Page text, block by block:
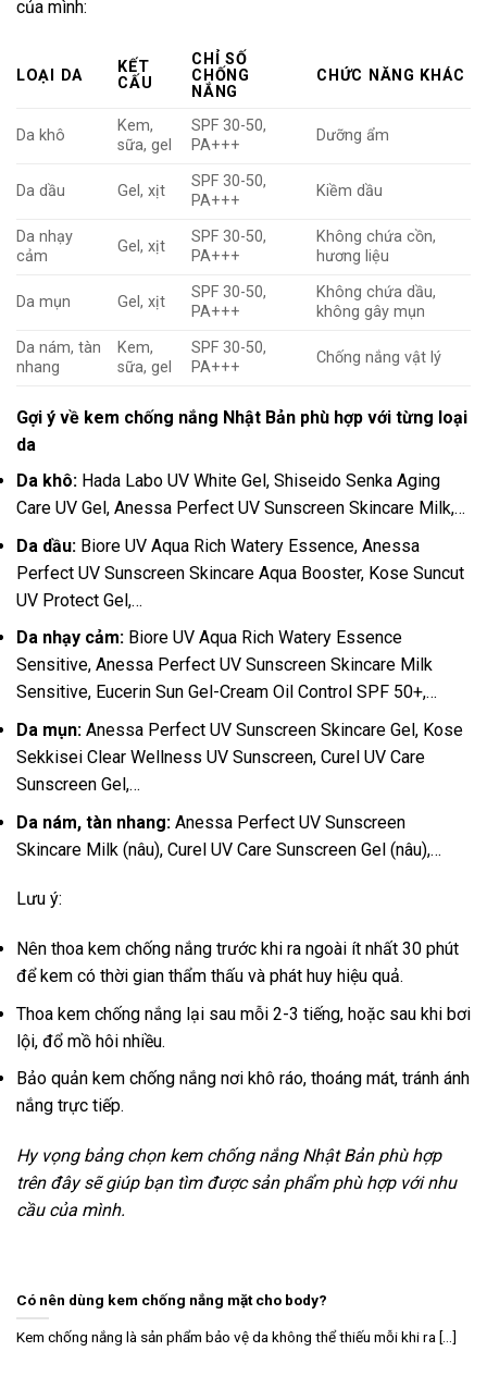
của mình:
LOẠI DA
KẾT
CẤU
CHỈ SỐ
CHỐNG
NẮNG
CHỨC NĂNG KHÁC
Da khô
Kem,
sữa, gel
SPF 30-50,
PA+++
Dưỡng ẩm
Da dầu Gel, xịt
SPF 30-50,
PA+++
Kiềm dầu
Da nhạy
cảm
Gel, xịt
SPF 30-50,
PA+++
Không chứa cồn,
hương liệu
Da mụn Gel, xịt
SPF 30-50,
PA+++
Không chứa dầu,
không gây mụn
Da nám, tàn
nhang
Kem,
sữa, gel
SPF 30-50,
PA+++
Chống nắng vật lý
Gợi ý về kem chống nắng Nhật Bản phù hợp với từng loại
da
Da khô: Hada Labo UV White Gel, Shiseido Senka Aging
Care UV Gel, Anessa Perfect UV Sunscreen Skincare Milk,…
Da dầu: Biore UV Aqua Rich Watery Essence, Anessa
Perfect UV Sunscreen Skincare Aqua Booster, Kose Suncut
UV Protect Gel,…
Da nhạy cảm: Biore UV Aqua Rich Watery Essence
Sensitive, Anessa Perfect UV Sunscreen Skincare Milk
Sensitive, Eucerin Sun Gel-Cream Oil Control SPF 50+,…
Da mụn: Anessa Perfect UV Sunscreen Skincare Gel, Kose
Sekkisei Clear Wellness UV Sunscreen, Curel UV Care
Sunscreen Gel,…
Da nám, tàn nhang: Anessa Perfect UV Sunscreen
Skincare Milk (nâu), Curel UV Care Sunscreen Gel (nâu),…
Lưu ý:
Nên thoa kem chống nắng trước khi ra ngoài ít nhất 30 phút
để kem có thời gian thẩm thấu và phát huy hiệu quả.
Thoa kem chống nắng lại sau mỗi 2-3 tiếng, hoặc sau khi bơi
lội, đổ mồ hôi nhiều.
Bảo quản kem chống nắng nơi khô ráo, thoáng mát, tránh ánh
nắng trực tiếp.
Hy vọng bảng chọn kem chống nắng Nhật Bản phù hợp
trên đây sẽ giúp bạn tìm được sản phẩm phù hợp với nhu
cầu của mình.
Có nên dùng kem chống nắng mặt cho body?
Kem chống nắng là sản phẩm bảo vệ da không thể thiếu mỗi khi ra [...]